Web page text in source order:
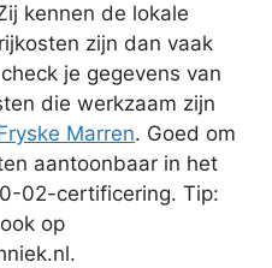
kennen de lokale
zijn dan vaak
je gegevens van
die werkzaam zijn
Marren. Goed om
aantoonbaar in het
02-certificering. Tip:
op